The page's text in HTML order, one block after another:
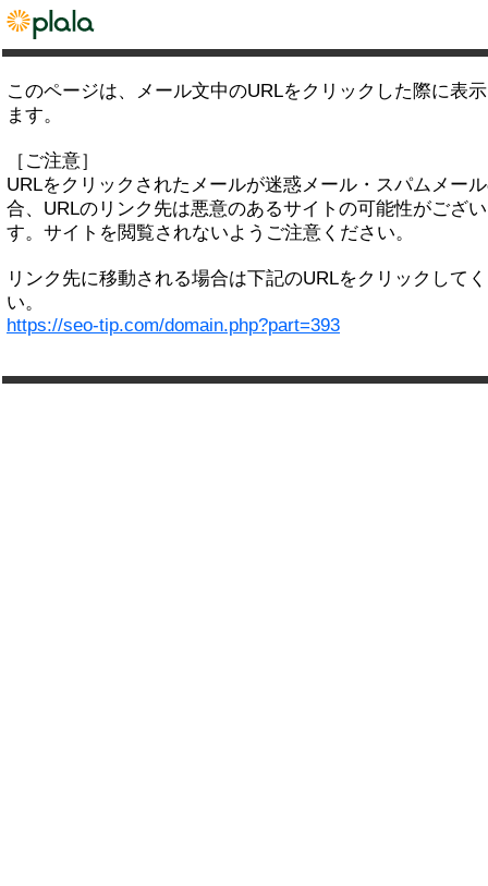
このページは、メール文中のURLをクリックした際に表
ます。
［ご注意］
URLをクリックされたメールが迷惑メール・スパムメー
合、URLのリンク先は悪意のあるサイトの可能性がござ
す。サイトを閲覧されないようご注意ください。
リンク先に移動される場合は下記のURLをクリックして
い。
https://seo-tip.com/domain.php?part=393